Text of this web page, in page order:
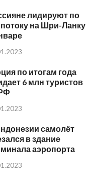
лидируют по
на Шри-Ланку
по итогам года
6 млн туристов
самолёт
в здание
аэропорта